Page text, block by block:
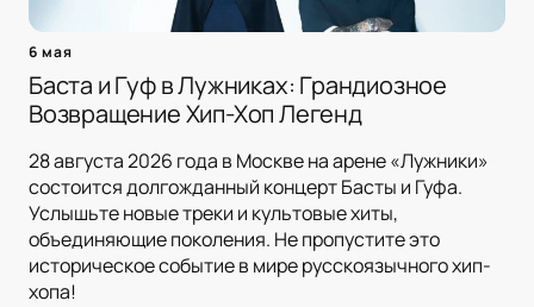
6 мая
Баста и Гуф в Лужниках: Грандиозное
Возвращение Хип-Хоп Легенд
28 августа 2026 года в Москве на арене «Лужники»
состоится долгожданный концерт Басты и Гуфа.
Услышьте новые треки и культовые хиты,
объединяющие поколения. Не пропустите это
историческое событие в мире русскоязычного хип-
хопа!